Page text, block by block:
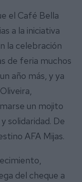
el Café Bella
a la iniciativa
la celebración
de feria muchos
año más, y ya
un mojito
solidaridad. De
AFA Mijas.
del cheque a